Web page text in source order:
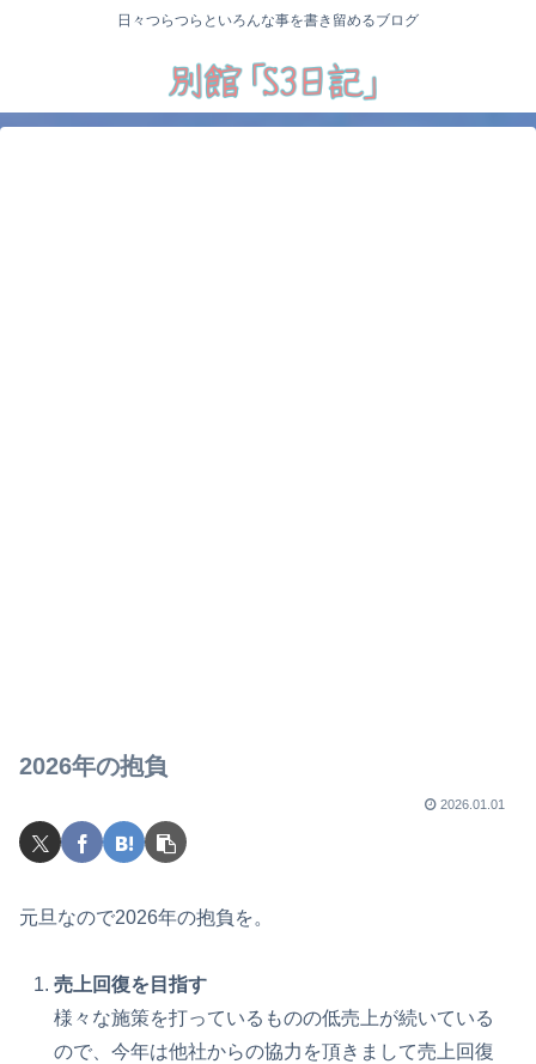
日々つらつらといろんな事を書き留めるブログ
2026年の抱負
2026.01.01
元旦なので2026年の抱負を。
売上回復を目指す
様々な施策を打っているものの低売上が続いている
ので、今年は他社からの協力を頂きまして売上回復